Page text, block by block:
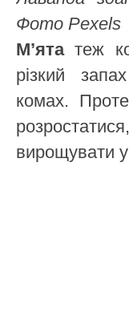
Фото Pexels
М’ятатеж
різкий
комах.
вирощувати